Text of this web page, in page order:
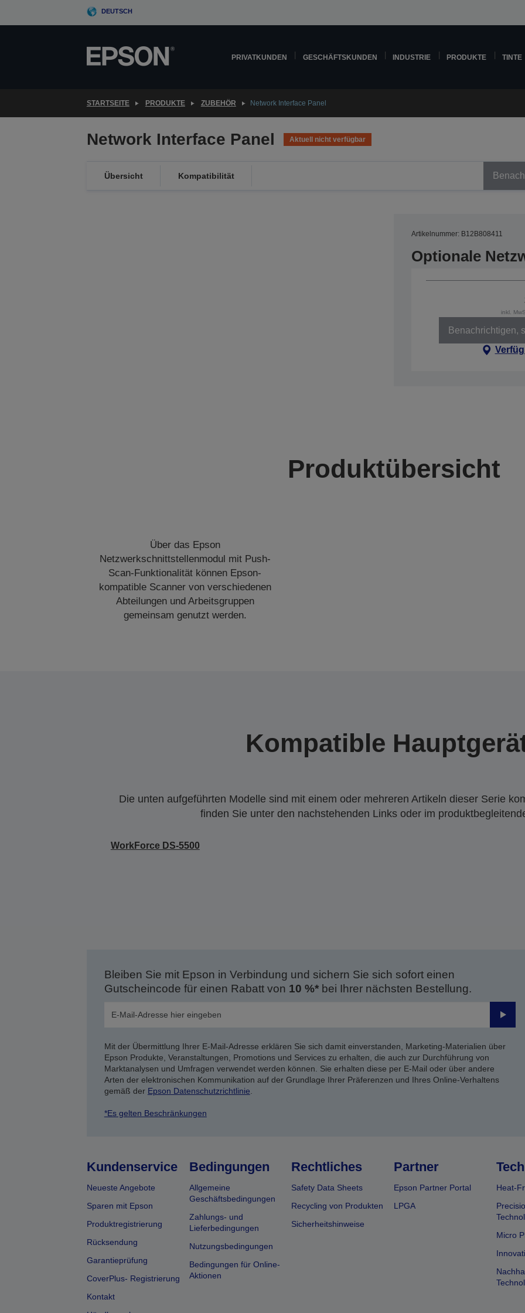
DEUTSCH
PRIVATKUNDEN GESCHÄFTSKUNDEN INDUSTRIE PRODUKTE TINTE
STARTSEITE PRODUKTE ZUBEHÖR Network Interface Panel
Network Interface Panel Aktuell nicht verfügbar
Übersicht Kompatibilität
Artikelnummer: B12B808411
Optionale
inkl.
Benachrichtigen,
Produktübersicht
Über das Epson
Netzwerkschnittstellenmodul mit Push-
Scan-Funktionalität können Epson-
kompatible Scanner von verschiedenen
Abteilungen und Arbeitsgruppen
gemeinsam genutzt werden.
Kompatible
Die unten aufgeführten Modelle sind mit einem oder mehreren Artikeln dieser Serie
finden Sie unter den nachstehenden Links oder im
WorkForce DS-5500
Bleiben Sie mit Epson in Verbindung und sichern Sie sich sofort einen
Gutscheincode für einen Rabatt von 10 %*bei Ihrer nächsten Bestellung.
Mit der Übermittlung Ihrer E-Mail-Adresse erklären Sie sich damit einverstanden, Marketing-Materialien über
Epson Produkte, Veranstaltungen, Promotions und Services zu erhalten, die auch zur Durchführung von
Marktanalysen und Umfragen verwendet werden können. Sie erhalten diese per E-Mail oder über andere
Arten der elektronischen Kommunikation auf der Grundlage Ihrer Präferenzen und Ihres Online-Verhaltens
gemäß der Epson Datenschutzrichtlinie
*Es gelten Beschränkungen
Kundenservice
Neueste Angebote
Sparen mit Epson
Produktregistrierung
Rücksendung
Garantieprüfung
CoverPlus- Registrierung
Kontakt
Bedingungen
Allgemeine
Geschäftsbedingungen
Zahlungs- und
Lieferbedingungen
Nutzungsbedingungen
Bedingungen für Online-
Aktionen
Rechtliches
Safety Data Sheets
Recycling von Produkten
Sicherheitshinweise
Partner
Epson Partner Portal
LPGA
Heat-
Micro